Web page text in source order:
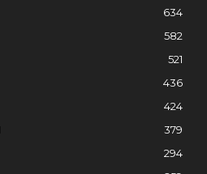
634
582
521
436
424
379
294